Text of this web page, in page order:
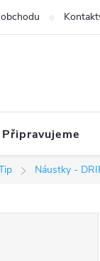
Připravujeme
Náustky -